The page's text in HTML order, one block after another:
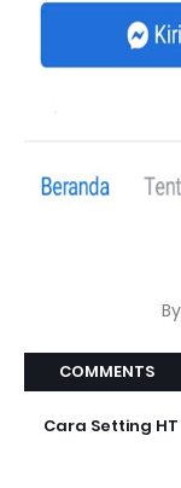
COMMENTS
Cara Setting